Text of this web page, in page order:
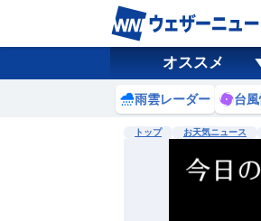
オススメ
雨雲レーダー 台
トップ お天気ニュース